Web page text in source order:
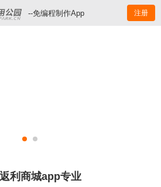
--免编程制作App 注册
利商城app专业